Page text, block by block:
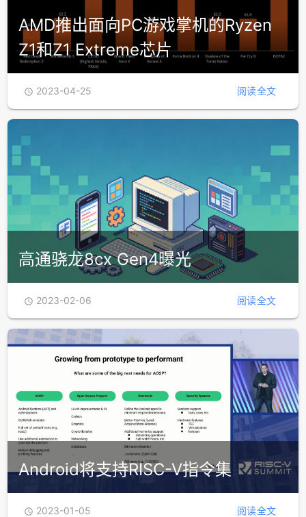
AMD推出面向PC游戏掌机的Ryzen
Z1和Z1 Extreme芯片
 2023-04-25 阅读全文
高通骁龙8cx Gen4曝光
 2023-02-06 阅读全文
Android将支持RISC-V指令集
 2023-01-05 阅读全文